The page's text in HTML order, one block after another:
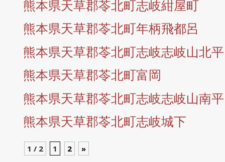
熊本県天草郡苓北町志岐紺屋町
熊本県天草郡苓北町年柄飛都呂
熊本県天草郡苓北町志岐志岐山北平
熊本県天草郡苓北町富岡
熊本県天草郡苓北町志岐志岐山南平
熊本県天草郡苓北町志岐城下
1 / 2 1 2 »